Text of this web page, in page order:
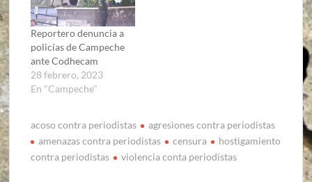
Reportero denuncia a
policías de Campeche
ante Codhecam
28 febrero, 2023
En "Campeche"
acoso contra periodistas
agresiones contra periodistas
amenazas contra periodistas
censura
hostigamiento
contra periodistas
violencia conta periodistas